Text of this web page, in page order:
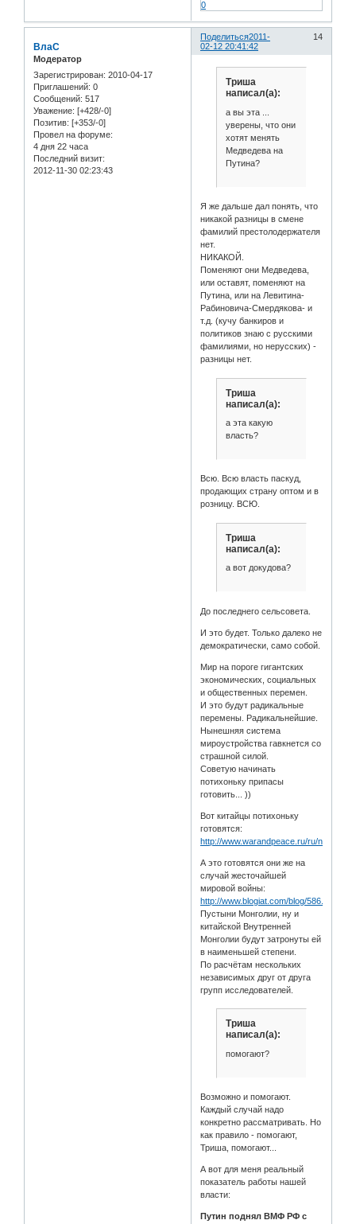
0
Поделиться 14
2011-
02-12 20:41:42
ВлаС
Модератор
Зарегистрирован: 2010-04-17
Приглашений: 0
Сообщений: 517
Уважение: [+428/-0]
Позитив: [+353/-0]
Провел на форуме:
4 дня 22 часа
Последний визит:
2012-11-30 02:23:43
Триша
написал(а):
а вы эта ...
уверены, что они
хотят менять
Медведева на
Путина?
Я же дальше дал понять, что
никакой разницы в смене
фамилий престолодержателя
нет.
НИКАКОЙ.
Поменяют они Медведева,
или оставят, поменяют на
Путина, или на Левитина-
Рабиновича-Смердякова- и
т.д. (кучу банкиров и
политиков знаю с русскими
фамилиями, но нерусских) -
разницы нет.
Триша
написал(а):
а эта какую
власть?
Всю. Всю власть паскуд,
продающих страну оптом и в
розницу. ВСЮ.
Триша
написал(а):
а вот докудова?
До последнего сельсовета.
И это будет. Только далеко не
демократически, само собой.
Мир на пороге гигантских
экономических, социальных
и общественных перемен.
И это будут радикальные
перемены. Радикальнейшие.
Нынешняя система
мироустройства гавкнется со
страшной силой.
Советую начинать
потихоньку припасы
готовить... ))
Вот китайцы потихоньку
готовятся:
http://www.warandpeace.ru/ru/news/
А это готовятся они же на
случай жесточайшей
мировой войны:
http://www.blogiat.com/blog/586.html
Пустыни Монголии, ну и
китайской Внутренней
Монголии будут затронуты ей
в наименьшей степени.
По расчётам нескольких
независимых друг от друга
групп исследователей.
Триша
написал(а):
помогают?
Возможно и помогают.
Каждый случай надо
конкретно рассматривать. Но
как правило - помогают,
Триша, помогают...
А вот для меня реальный
показатель работы нашей
власти:
Путин поднял ВМФ РФ с